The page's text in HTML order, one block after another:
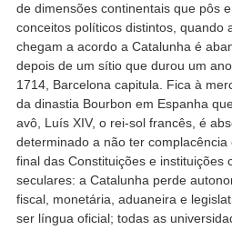
de dimensões continentais que pôs
conceitos políticos distintos, quando
chegam a acordo a Catalunha é
depois de um sítio que durou um
1714, Barcelona capitula. Fica à
da dinastia Bourbon em Espanha
avô, Luís XIV, o rei-sol francês, é
determinado a não ter complacência
final das Constituições e instituições
seculares: a Catalunha perde
fiscal, monetária, aduaneira e
ser língua oficial; todas as